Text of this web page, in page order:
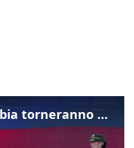
De la Espriella: "In Colombia torneranno ordine, autorità e libertà"